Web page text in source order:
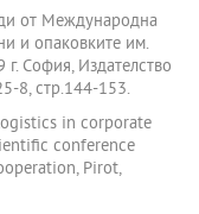
от Международна
и опаковките им.
София, Издателство
8, стр.144-153.
in corporate
conference
Pirot,